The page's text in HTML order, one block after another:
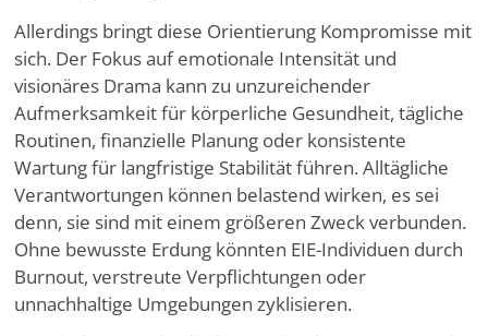
Allerdings bringt diese Orientierung Kompromisse mit
sich. Der Fokus auf emotionale Intensität und
visionäres Drama kann zu unzureichender
Aufmerksamkeit für körperliche Gesundheit, tägliche
Routinen, finanzielle Planung oder konsistente
Wartung für langfristige Stabilität führen. Alltägliche
Verantwortungen können belastend wirken, es sei
denn, sie sind mit einem größeren Zweck verbunden.
Ohne bewusste Erdung könnten EIE-Individuen durch
Burnout, verstreute Verpflichtungen oder
unnachhaltige Umgebungen zyklisieren.